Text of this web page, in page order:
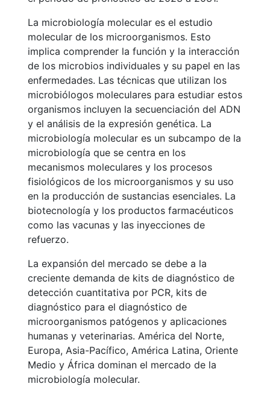
La microbiología molecular es el estudio
molecular de los microorganismos. Esto
implica comprender la función y la interacción
de los microbios individuales y su papel en las
enfermedades. Las técnicas que utilizan los
microbiólogos moleculares para estudiar estos
organismos incluyen la secuenciación del ADN
y el análisis de la expresión genética. La
microbiología molecular es un subcampo de la
microbiología que se centra en los
mecanismos moleculares y los procesos
fisiológicos de los microorganismos y su uso
en la producción de sustancias esenciales. La
biotecnología y los productos farmacéuticos
como las vacunas y las inyecciones de
refuerzo.
La expansión del mercado se debe a la
creciente demanda de kits de diagnóstico de
detección cuantitativa por PCR, kits de
diagnóstico para el diagnóstico de
microorganismos patógenos y aplicaciones
humanas y veterinarias. América del Norte,
Europa, Asia-Pacífico, América Latina, Oriente
Medio y África dominan el mercado de la
microbiología molecular.